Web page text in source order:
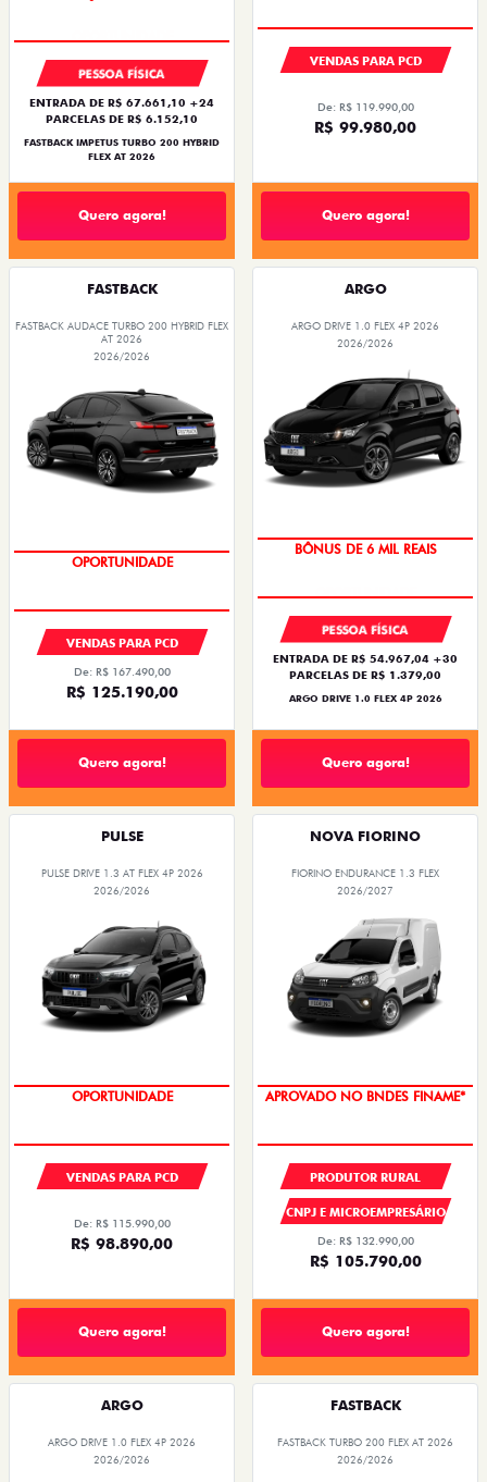
PESSOA FÍSICA
ENTRADA DE R$ 67.661,10 +24
PARCELAS DE R$ 6.152,10
FASTBACK IMPETUS TURBO 200 HYBRID
FLEX AT 2026
Quero agora!
VENDAS PARA PCD
De: R$ 119.990,00
R$ 99.980,00
Quero agora!
FASTBACK
FASTBACK AUDACE TURBO 200 HYBRID FLEX
AT 2026
2026/2026
OPORTUNIDADE
VENDAS PARA PCD
De: R$ 167.490,00
R$ 125.190,00
Quero agora!
ARGO
ARGO DRIVE 1.0 FLEX 4P 2026
2026/2026
BÔNUS DE 6 MIL REAIS
PESSOA FÍSICA
ENTRADA DE R$ 54.967,04 +30
PARCELAS DE R$ 1.379,00
ARGO DRIVE 1.0 FLEX 4P 2026
Quero agora!
PULSE
PULSE DRIVE 1.3 AT FLEX 4P 2026
2026/2026
OPORTUNIDADE
VENDAS PARA PCD
De: R$ 115.990,00
R$ 98.890,00
Quero agora!
NOVA FIORINO
FIORINO ENDURANCE 1.3 FLEX
2026/2027
APROVADO NO BNDES FINAME*
PRODUTOR RURAL
CNPJ E MICROEMPRESÁRIO
De: R$ 132.990,00
R$ 105.790,00
Quero agora!
ARGO
ARGO DRIVE 1.0 FLEX 4P 2026
2026/2026
FASTBACK
FASTBACK TURBO 200 FLEX AT 2026
2026/2026